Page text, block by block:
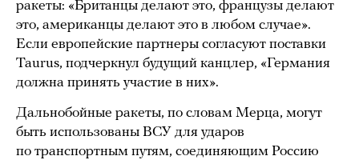
ракеты: «Британцы делают это, французы делают
это, американцы делают это в любом случае».
Если европейские партнеры согласуют поставки
Taurus, подчеркнул будущий канцлер, «Германия
должна принять участие в них».
Дальнобойные ракеты, по словам Мерца, могут
быть использованы ВСУ для ударов
по транспортным путям, соединяющим Россию